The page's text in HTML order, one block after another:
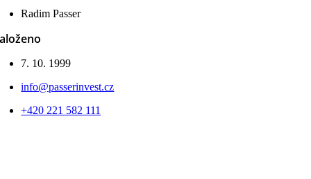
Radim Passer
7. 10. 1999
info@passerinvest.cz
+420 221 582 111